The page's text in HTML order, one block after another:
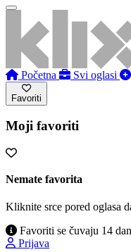
Početna Svi oglasi
Favoriti
Moji favoriti
Nemate favorita
Kliknite srce pored oglasa
Favoriti se čuvaju 14
Prijava